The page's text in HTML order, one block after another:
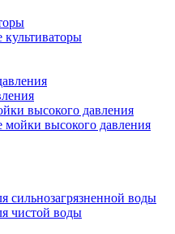
культиваторы
высокого давления
мойки высокого давления
сильнозагрязненной воды
чистой воды